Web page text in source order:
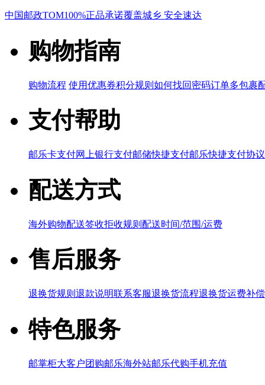
中国邮政TOM100%正品承诺覆盖城乡 安全速达
购物指南
购物流程 使用优惠券积分规则 如何找回密码订单多包裹
支付帮助
邮乐卡支付网上银行支付邮储快捷支付邮乐快捷支付协议
配送方式
海外购物配送签收拒收规则 配送时间/范围/运费
售后服务
退换货规则 退款说明联系客服退换货流程退换货运费补
特色服务
邮掌柜大客户团购邮乐海外站邮乐代购手机充值